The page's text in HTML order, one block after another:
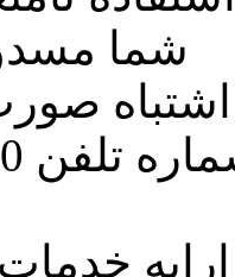
شما
اشتباه
خدمات